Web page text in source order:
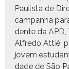
Paulista de
cam­pan­ha
dente da APD,
Alfre­do Attié,
jovem
dade de São